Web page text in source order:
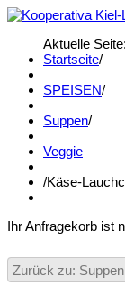
Aktuelle Seite:
Startseite/
SPEISEN/
Suppen/
Veggie
/Käse-
Ihr Anfragekorb ist
STARTSEITE
Zurück zu: